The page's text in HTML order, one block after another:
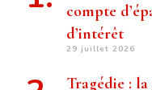
compte
d’intérêt
29 juillet 2026
Tragédie :